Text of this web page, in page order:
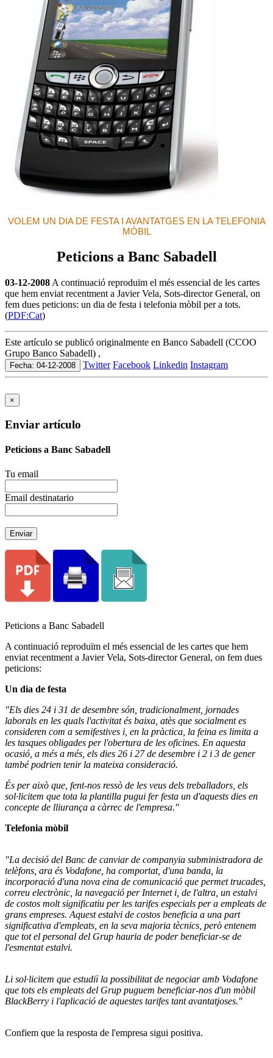
VOLEM UN DIA DE FESTA I AVANTATGES EN LA TELEFONIA
MÒBIL
Peticions a Banc Sabadell
03-12-2008 A continuació reproduïm el més essencial de les cartes
que hem enviat recentment a Javier Vela, Sots-director General, on
fem dues peticions: un dia de festa i telefonia mòbil per a tots.
(PDF:Cat)
Este artículo se publicó originalmente en Banco Sabadell (CCOO
Grupo Banco Sabadell) ,
Fecha: 04-12-2008 Twitter Facebook Linkedin Instagram
×
Enviar artículo
Peticions a Banc Sabadell
Tu email
Email destinatario
Enviar
Peticions a Banc Sabadell
A continuació reproduïm el més essencial de les cartes que hem
enviat recentment a Javier Vela, Sots-director General, on fem dues
peticions:
Un dia de festa
"Els dies 24 i 31 de desembre són, tradicionalment, jornades
laborals en les quals l'activitat és baixa, atès que socialment es
consideren com a semifestives i, en la pràctica, la feina es limita a
les tasques obligades per l'obertura de les oficines. En aquesta
ocasió, a més a més, els dies 26 i 27 de desembre i 2 i 3 de gener
també podrien tenir la mateixa consideració.
És per això que, fent-nos ressò de les veus dels treballadors, els
sol·licitem que tota la plantilla pugui fer festa un d'aquests dies en
concepte de lliurança a càrrec de l'empresa."
Telefonia mòbil
"La decisió del Banc de canviar de companyia subministradora de
telèfons, ara és Vodafone, ha comportat, d'una banda, la
incorporació d'una nova eina de comunicació que permet trucades,
correu electrònic, la navegació per Internet i, de l'altra, un estalvi
de costos molt significatiu per les tarifes especials per a empleats de
grans empreses. Aquest estalvi de costos beneficia a una part
significativa d'empleats, en la seva majoria tècnics, però entenem
que tot el personal del Grup hauria de poder beneficiar-se de
l'esmentat estalvi.
Li sol·licitem que estudiï la possibilitat de negociar amb Vodafone
que tots els empleats del Grup puguem beneficiar-nos d'un mòbil
BlackBerry i l'aplicació de aquestes tarifes tant avantatjoses."
Confiem que la resposta de l'empresa sigui positiva.